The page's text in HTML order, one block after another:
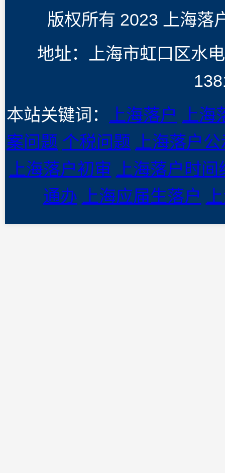
版权所有 2023 上海落
地址：上海市虹口区水
本站关键词：
上海落户
上
案问题 个税问题
上海落户
上海落户初审
上海落户时间
通办
上海应届生落户